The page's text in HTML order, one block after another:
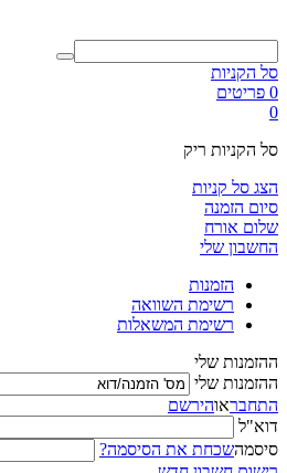
סל הקניות
0 פריטים
0
סל הקניות ריק
הצג סל קניות
סיום הזמנה
שלום אורח
החשבון שלי
הזמנות
רשימת השוואה
רשימת המשאלות
ההזמנות שלי
ההזמנות שלי
התחבראוהירשם
דוא"ל
סיסמהשכחת את הסיסמה?